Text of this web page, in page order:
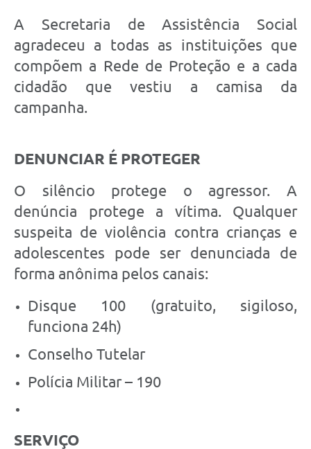
A Secretaria de Assistência Social
agradeceu a todas as instituições que
compõem a Rede de Proteção e a cada
cidadão que vestiu a camisa da
campanha.
DENUNCIAR É PROTEGER
O silêncio protege o agressor. A
denúncia protege a vítima. Qualquer
suspeita de violência contra crianças e
adolescentes pode ser denunciada de
forma anônima pelos canais:
Disque 100 (gratuito, sigiloso,
funciona 24h)
Conselho Tutelar
Polícia Militar – 190
SERVIÇO